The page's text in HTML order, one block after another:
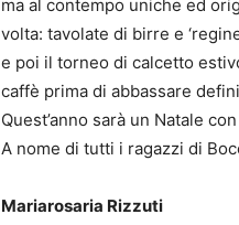
ma al contempo uniche ed
volta: tavolate di birre e
e poi il torneo di calcetto
caffè prima di abbassare
Quest’anno sarà un Natale
A nome di tutti i ragazzi di
Mariarosaria Rizzuti